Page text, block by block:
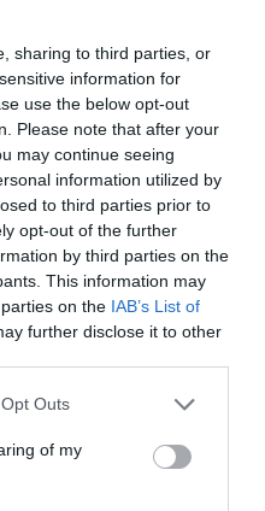
sharing to third parties, or
information for
use the below opt-out
Please note that after your
may continue seeing
information utilized by
to third parties prior to
opt-out of the further
by third parties on the
This information may
on the IAB’s List of
further disclose it to other
uses one or more Google
You may click to
and its third-party tags to
purposes in below Google
Outs
of my
πόλεων,
τεχνολογικών
Αυτοδιοίκηση,
Δήμους στον
λύσεων που
βιώσιμες και